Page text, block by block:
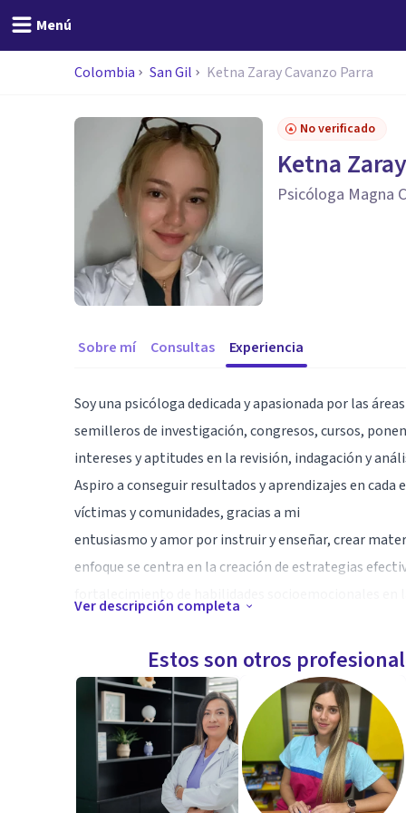
Menú
Colombia San Gil Ketna Zaray Cavanzo Parra
No verificado
Ketna
Psicóloga Magna
Sobre mí Consultas Experiencia
Soy una psicóloga dedicada y apasionada por las
semilleros de investigación, congresos, cursos,
intereses y aptitudes en la revisión, indagación y
Aspiro a conseguir resultados y aprendizajes en
víctimas y comunidades, gracias a mi
entusiasmo y amor por instruir y enseñar, crear
enfoque se centra en la creación de estrategias
Certificaciones:
▸Distinciones: Representación Semilleros de
▸Ponencias: Encuentro Institucional de Semilleros
Semilleros de Investigación; XXVI Encuentro
▸Cursos: Herramientas para la empleabilidad;
Primeros Auxilios Psicológicos en Crisis Suicida
Ver descripción completa
Estos son otros